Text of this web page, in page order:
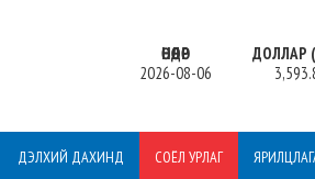
ӨНӨӨДӨР
2026-08-06
ДОЛЛАР
ДЭЛХИЙ ДАХИНД СОЁЛ УРЛАГ